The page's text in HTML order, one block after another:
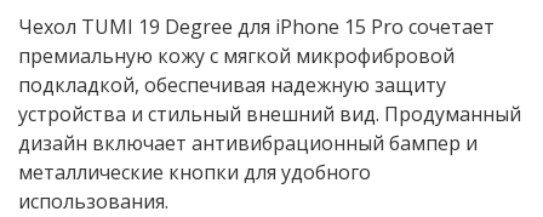
Чехол TUMI 19 Degree для iPhone 15 Pro сочетает
премиальную кожу с мягкой микрофибровой
подкладкой, обеспечивая надежную защиту
устройства и стильный внешний вид. Продуманный
дизайн включает антивибрационный бампер и
металлические кнопки для удобного
использования.